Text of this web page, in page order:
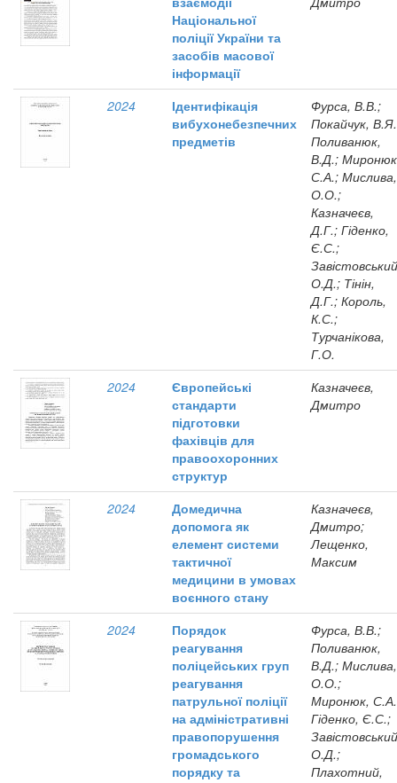
Національної
поліції України та
засобів масової
інформації
2024
Ідентифікація
вибухонебезпечних
предметів
Фурса, В.В.;
Покайчук,
Поливанюк,
В.Д.;
С.А.; Мислива,
О.О.;
Казначеєв,
Д.Г.; Гіденко,
Є.С.;
О.Д.; Тінін,
Д.Г.; Король,
К.С.;
Турчанікова,
Г.О.
2024
Європейські
стандарти
підготовки
фахівців для
правоохоронних
структур
Казначеєв,
Дмитро
2024
Домедична
допомога як
елемент системи
тактичної
медицини в умовах
воєнного стану
Казначеєв,
Дмитро;
Лещенко,
Максим
2024
Порядок
реагування
поліцейських груп
реагування
патрульної поліції
на адміністративні
правопорушення
громадського
порядку та
Фурса, В.В.;
Поливанюк,
В.Д.; Мислива,
О.О.;
Миронюк,
Гіденко, Є.С.;
О.Д.;
Плахотний,